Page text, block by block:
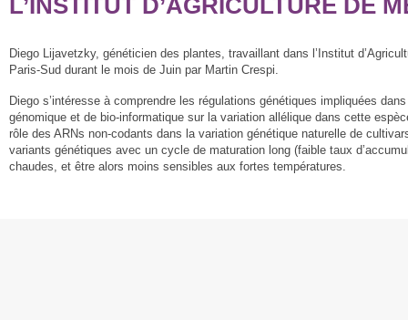
Diego Lijavetzky, généticien des plantes, travaillant dans l’Institut
Paris-Sud durant le mois de Juin par Martin Crespi.
Diego s’intéresse à comprendre les régulations génétiques impliquées
génomique et de bio-informatique sur la variation allélique dans cette
rôle des ARNs non-codants dans la variation génétique naturelle de
variants génétiques avec un cycle de maturation long (faible taux
chaudes, et être alors moins sensibles aux fortes températures.